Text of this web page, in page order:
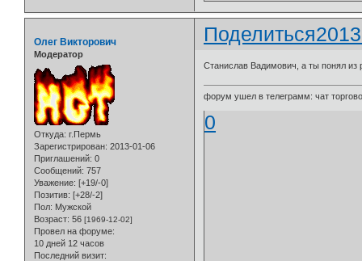
Поделиться
Олег Викторович
Модератор
Откуда: г.Пермь
Зарегистрирован: 2013-01-06
Приглашений: 0
Сообщений: 757
Уважение: [+19/-0]
Позитив: [+28/-2]
Пол: Мужской
Возраст: 56 [1969-12-02]
Провел на форуме:
10 дней 12 часов
Последний визит:
Станислав Вадимович, а ты понял из
форум ушел в телеграмм: чат
0